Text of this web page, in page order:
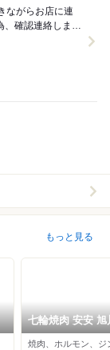
ながらお店に連
、確認連絡しまし
もっと見る
七輪焼肉 安安 旭
広店